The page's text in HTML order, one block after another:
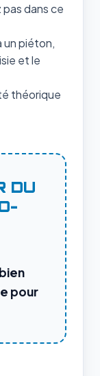
dans ce
un piéton,
et le
théorique
DU
pour